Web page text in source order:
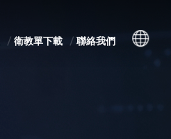
衛教單下載 聯絡我們